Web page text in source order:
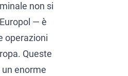
non si
— è
operazioni
Queste
enorme